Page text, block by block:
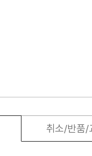
취소/반품/